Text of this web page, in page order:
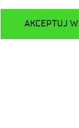
AKCEPTUJ